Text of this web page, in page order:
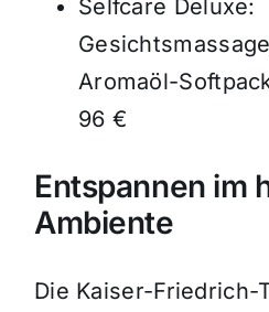
Selfcare Deluxe:
Aromaöl-
96 €
Entspannen im
Ambiente
Die Kaiser-Friedrich-